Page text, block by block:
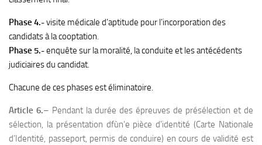
Phase 4.-visite médicale d’aptitude pour l’incorporation des
candidats à la cooptation.
Phase 5.-enquête sur la moralité, la conduite et les antécédents
judiciaires du candidat.
Chacune de ces phases est éliminatoire.
Article 6.– Pendant la durée des épreuves de présélection et de
sélection, la présentation dfùn’e pièce d’identité (Carte Nationale
d’Identité, passeport, permis de conduire) en cours de validité est